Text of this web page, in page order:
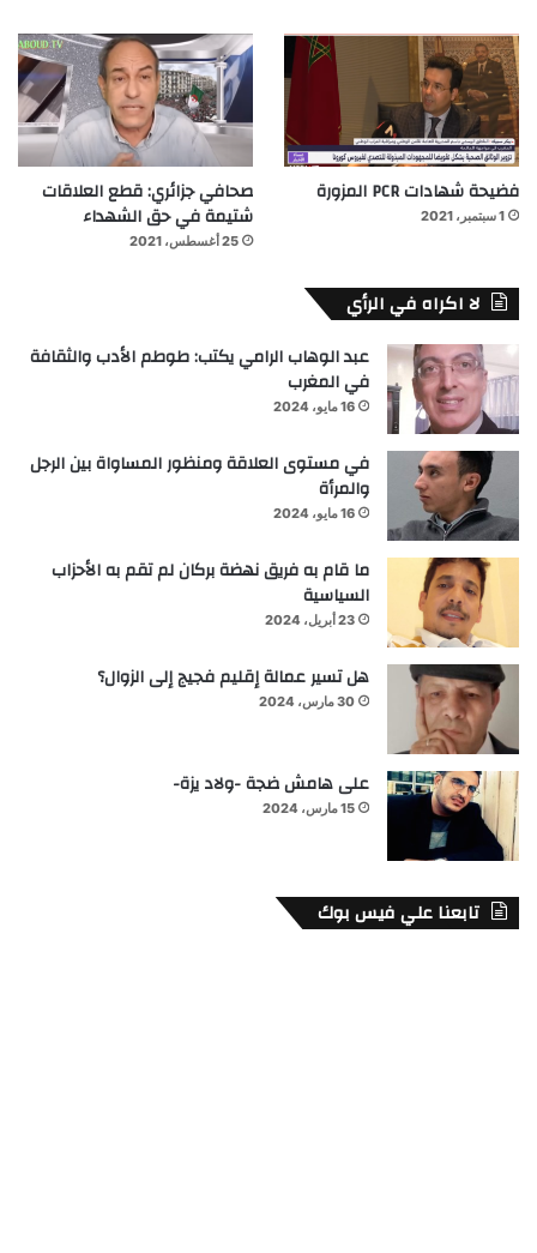
فضيحة شهادات PCR المزورة
1 سبتمبر، 2021
صحافي جزائري: قطع العلاقات
شتيمة في حق الشهداء
25 أغسطس، 2021
لا اكراه في الرأي
عبد الوهاب الرامي يكتب: طوطم الأدب والثقافة
في المغرب
16 مايو، 2024
في مستوى العلاقة ومنظور المساواة بين الرجل
والمرأة
16 مايو، 2024
ما قام به فريق نهضة بركان لم تقم به الأحزاب
السياسية
23 أبريل، 2024
هل تسير عمالة إقليم فجيج إلى الزوال؟
30 مارس، 2024
على هامش ضجة -ولاد يزة-
15 مارس، 2024
تابعنا علي فيس بوك